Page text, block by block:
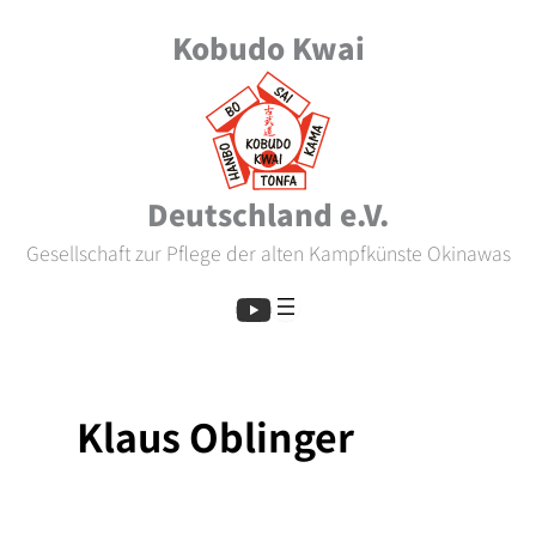
Kobudo Kwai
Deutschland e.V.
Gesellschaft zur Pflege der alten Kampfkünste Okinawas
Klaus Oblinger